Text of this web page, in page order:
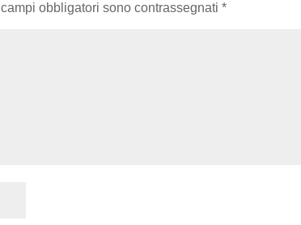
I campi obbligatori sono contrassegnati*